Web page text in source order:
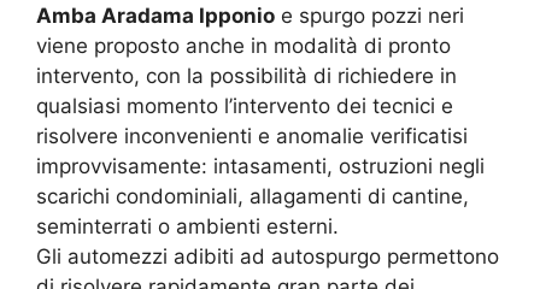
Amba Aradama Ipponio e spurgo pozzi neri
viene proposto anche in modalità di pronto
intervento, con la possibilità di richiedere in
qualsiasi momento l’intervento dei tecnici e
risolvere inconvenienti e anomalie verificatisi
improvvisamente: intasamenti, ostruzioni negli
scarichi condominiali, allagamenti di cantine,
seminterrati o ambienti esterni.
Gli automezzi adibiti ad autospurgo permettono